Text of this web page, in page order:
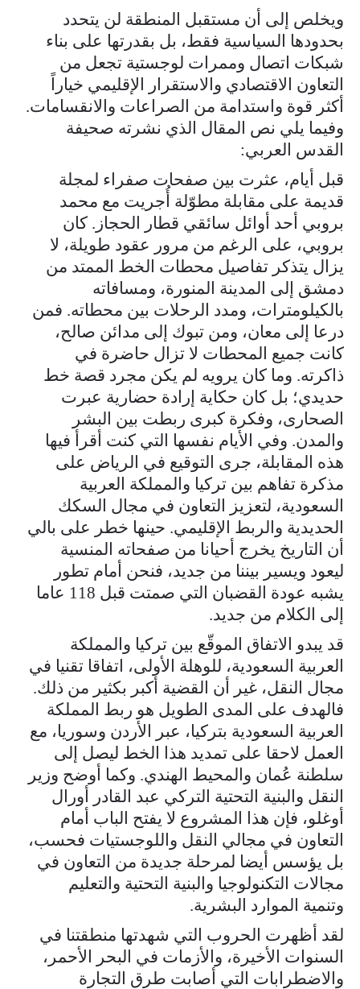
ويخلص إلى أن مستقبل المنطقة لن يتحدد
بحدودها السياسية فقط، بل بقدرتها على بناء
شبكات اتصال وممرات لوجستية تجعل من
التعاون الاقتصادي والاستقرار الإقليمي خياراً
أكثر قوة واستدامة من الصراعات والانقسامات.
وفيما يلي نص المقال الذي نشرته صحيفة
القدس العربي:
قبل أيام، عثرت بين صفحات صفراء لمجلة
قديمة على مقابلة مطوّلة أُجريت مع محمد
بروبي أحد أوائل سائقي قطار الحجاز. كان
بروبي، على الرغم من مرور عقود طويلة، لا
يزال يتذكر تفاصيل محطات الخط الممتد من
دمشق إلى المدينة المنورة، ومسافاته
بالكيلومترات، ومدد الرحلات بين محطاته. فمن
درعا إلى معان، ومن تبوك إلى مدائن صالح،
كانت جميع المحطات لا تزال حاضرة في
ذاكرته. وما كان يرويه لم يكن مجرد قصة خط
حديدي؛ بل كان حكاية إرادة حضارية عبرت
الصحارى، وفكرة كبرى ربطت بين البشر
والمدن. وفي الأيام نفسها التي كنت أقرأ فيها
هذه المقابلة، جرى التوقيع في الرياض على
مذكرة تفاهم بين تركيا والمملكة العربية
السعودية، لتعزيز التعاون في مجال السكك
الحديدية والربط الإقليمي. حينها خطر على بالي
أن التاريخ يخرج أحيانا من صفحاته المنسية
ليعود ويسير بيننا من جديد، فنحن أمام تطور
يشبه عودة القضبان التي صمتت قبل 118 عاما
إلى الكلام من جديد.
قد يبدو الاتفاق الموقّع بين تركيا والمملكة
العربية السعودية، للوهلة الأولى، اتفاقا تقنيا في
مجال النقل، غير أن القضية أكبر بكثير من ذلك.
فالهدف على المدى الطويل هو ربط المملكة
العربية السعودية بتركيا، عبر الأردن وسوريا، مع
العمل لاحقا على تمديد هذا الخط ليصل إلى
سلطنة عُمان والمحيط الهندي. وكما أوضح وزير
النقل والبنية التحتية التركي عبد القادر أورال
أوغلو، فإن هذا المشروع لا يفتح الباب أمام
التعاون في مجالي النقل واللوجستيات فحسب،
بل يؤسس أيضا لمرحلة جديدة من التعاون في
مجالات التكنولوجيا والبنية التحتية والتعليم
وتنمية الموارد البشرية.
لقد أظهرت الحروب التي شهدتها منطقتنا في
السنوات الأخيرة، والأزمات في البحر الأحمر،
والاضطرابات التي أصابت طرق التجارة